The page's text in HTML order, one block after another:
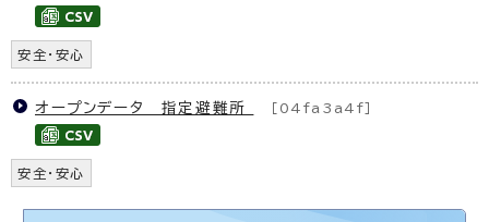
安全・安心
オープンデータ 指定避難所 ［04fa3a4f］
安全・安心